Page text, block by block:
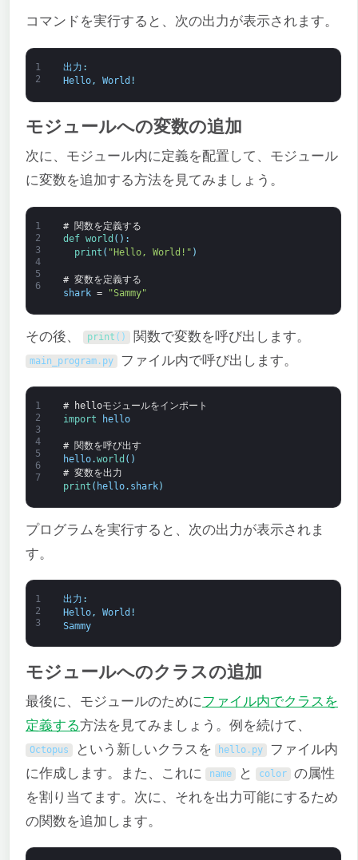
コマンドを実行すると、次の出力が表示されます。
1
2
出力 :
Hello, World !
モジュールへの変数の追加
次に、モジュール内に定義を配置して、モジュール
に変数を追加する方法を見てみましょう。
1
2
3
4
5
6
# 関数を定義する
def world ( ) :
print ( "Hello, World!" )
# 変数を定義する
shark = "Sammy"
その後、 print ( ) 関数で変数を呼び出します。
main_program. py ファイル内で呼び出します。
1
2
3
4
5
6
7
# helloモジュールをインポート
import
hello
# 関数を呼び出す
hello.world ( )
# 変数を出力
print ( hello. shark)
プログラムを実行すると、次の出力が表示されま
す。
1
2
3
出力 :
Hello, World !
Sammy
モジュールへのクラスの追加
最後に、モジュールのためにファイル内でクラスを
定義する方法を見てみましょう。例を続けて、
Octopus という新しいクラスを hello . py
ファイル内
に作成します。また、これに
name と color
の属性
を割り当てます。次に、それを出力可能にするため
の関数を追加します。